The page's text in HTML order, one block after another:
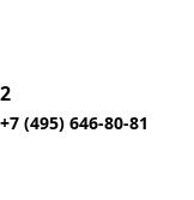
2
+7 (495) 646-80-81